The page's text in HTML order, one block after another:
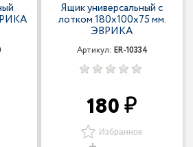
Ящик универсальный с
лотком 180х100х75 мм.
ЭВРИКА
Артикул: ER-10334
180
Избранное